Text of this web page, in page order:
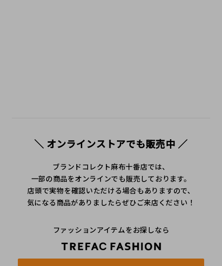
＼ オンラインストアでも販売中 ／
ブランドコレクト麻布十番店では、
一部の商品をオンラインでも販売しております。
店頭で実物を確認いただける場合もありますので、
気になる商品がありましたらぜひご来店ください！
ファッションアイテムをお探しなら